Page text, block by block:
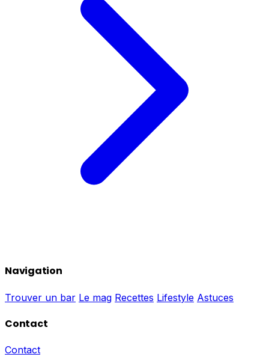
Navigation
Trouver un bar Le mag Recettes Lifestyle Astuces
Contact
Contact